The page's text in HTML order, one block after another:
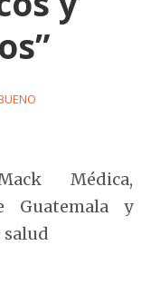
Médica,
Guatemala y
salud